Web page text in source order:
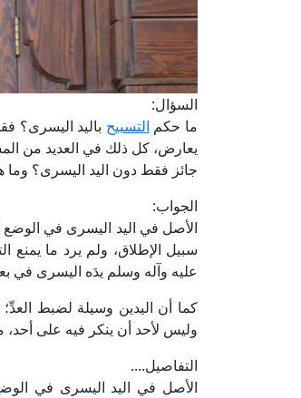
السؤال:
ما حكم التسبيح باليد اليسرى؟
يعارض، كل ذلك في العديد من
جائز فقط دون اليد اليسرى؟ وما
الجواب:
الأصل في اليد اليسرى في الوضع
سبيل الإطلاق، ولم يرد ما يمنع
عليه وآله وسلم يدَه اليسرى في
كما أن اليدين وسيلة لضبط
وليس لأحد أن ينكر فيه على أحد،
التفاصيل....
الأصل في اليد اليسرى في